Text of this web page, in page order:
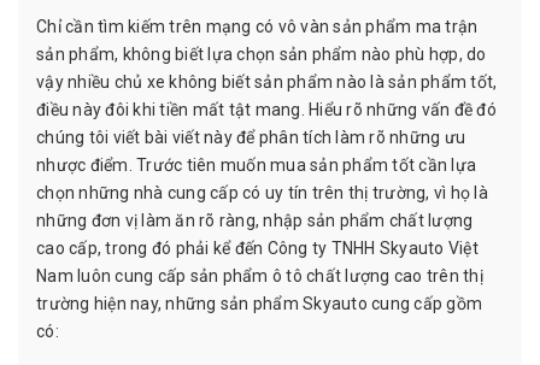
Chỉ cần tìm kiếm trên mạng có vô vàn sản phẩm ma trận
sản phẩm, không biết lựa chọn sản phẩm nào phù hợp, do
vậy nhiều chủ xe không biết sản phẩm nào là sản phẩm tốt,
điều này đôi khi tiền mất tật mang. Hiểu rõ những vấn đề đó
chúng tôi viết bài viết này để phân tích làm rõ những ưu
nhược điểm. Trước tiên muốn mua sản phẩm tốt cần lựa
chọn những nhà cung cấp có uy tín trên thị trường, vì họ là
những đơn vị làm ăn rõ ràng, nhập sản phẩm chất lượng
cao cấp, trong đó phải kể đến Công ty TNHH Skyauto Việt
Nam luôn cung cấp sản phẩm ô tô chất lượng cao trên thị
trường hiện nay, những sản phẩm Skyauto cung cấp gồm
có: